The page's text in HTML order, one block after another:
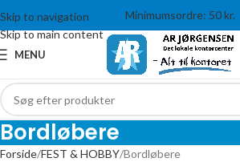
Skip to navigation
Skip to main content
Minimumsordre: 50 kr.
MENU
Bordløbere
Forside FEST & HOBBY Bordløbere